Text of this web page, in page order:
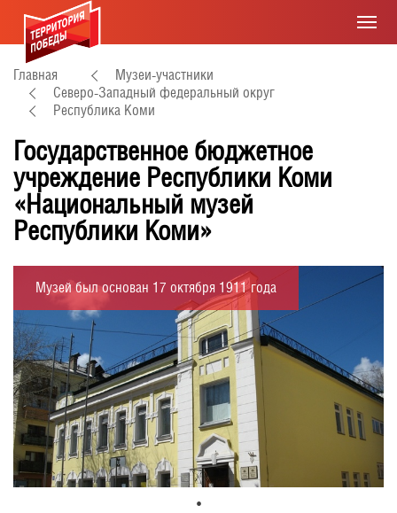
Главная
Музеи-участники
Северо-Западный федеральный округ
Республика Коми
Государственное бюджетное
учреждение Республики Коми
«Национальный музей
Республики Коми»
Музей был основан 17 октября 1911 года